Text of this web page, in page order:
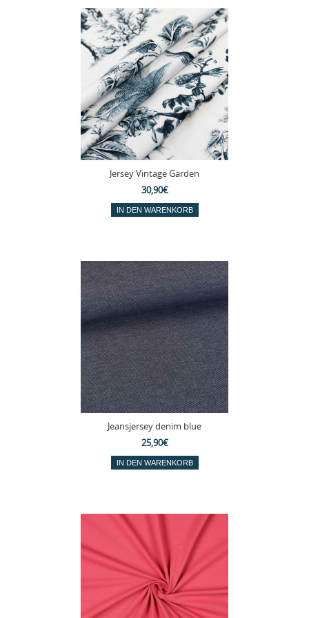
Jersey Vintage Garden
30,90€
Jeansjersey denim blue
25,90€